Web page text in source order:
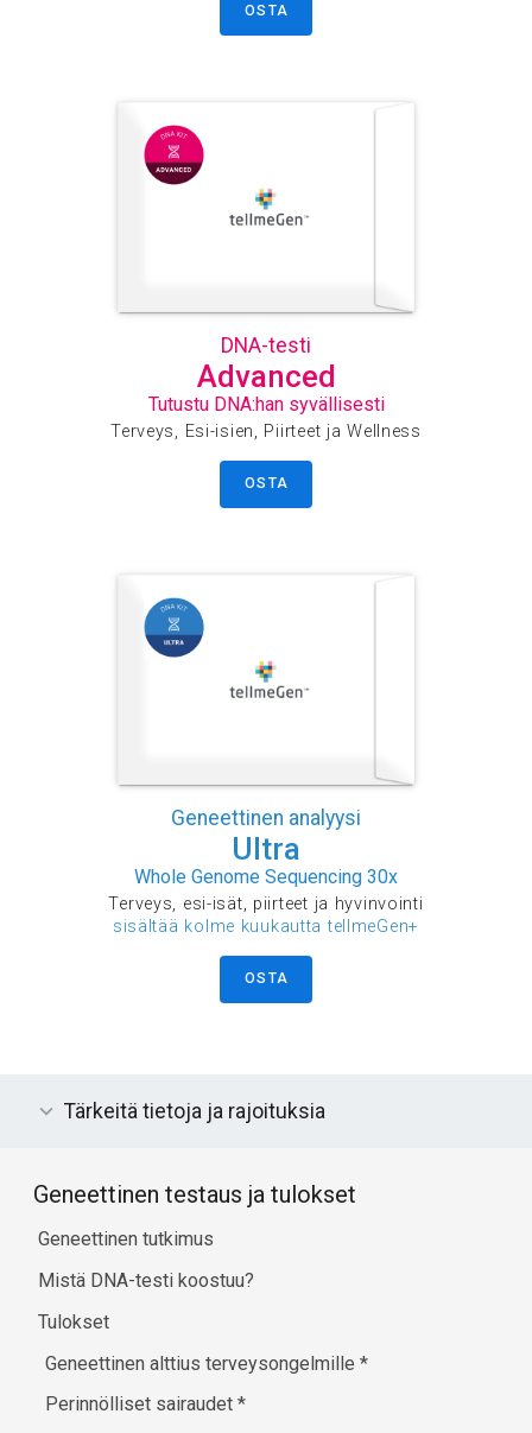
OSTA
DNA-testi
Advanced
Tutustu DNA:han syvällisesti
Terveys, Esi-isien, Piirteet ja Wellness
OSTA
Geneettinen analyysi
Ultra
Whole Genome Sequencing 30x
Terveys, esi-isät, piirteet ja hyvinvointi
sisältää kolme kuukautta tellmeGen+
OSTA
Tärkeitä tietoja ja rajoituksia
Geneettinen testaus ja tulokset
Geneettinen tutkimus
Mistä DNA-testi koostuu?
Tulokset
Geneettinen alttius terveysongelmille*
Perinnölliset sairaudet*